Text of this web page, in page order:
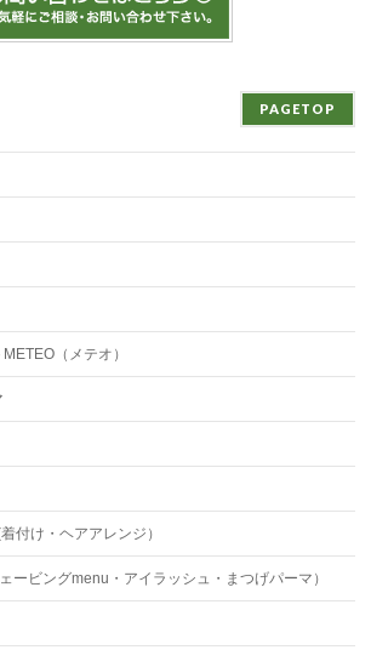
PAGETOP
（メテオ）
付け・ヘアアレンジ）
ービングmenu・アイラッシュ・まつげパーマ）